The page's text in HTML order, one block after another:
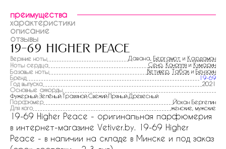
преимущества
характеристики
описание
отзывы
19-69 higher peace
Верхние ноты Давана, Бергамот и Кардамон
Ноты сердца
Сено Конопля и Кумарин
Базовые ноты
Ветивер Табак и Бензоин
Бренд
19-69
Год выпуска
2021
Основные аккорды
Фужерный:Зелёный:Травяной:Свежий:Пряный:Древесный
Парфюмер
Йохан Бергелин
Для кого
женские, мужские
19-69 Higher Peace - оригинальная парфюмерия
в интернет-магазине Vetiver.by. 19-69 Higher
Peace - в наличии на складе в Минске и под заказ